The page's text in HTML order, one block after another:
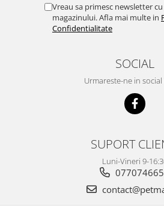
Vreau sa primesc newsletter
magazinului. Afla mai multe in
Confidentialitate
SOCIAL
Urmareste-ne in
SUPORT
Luni-Vineri 9-